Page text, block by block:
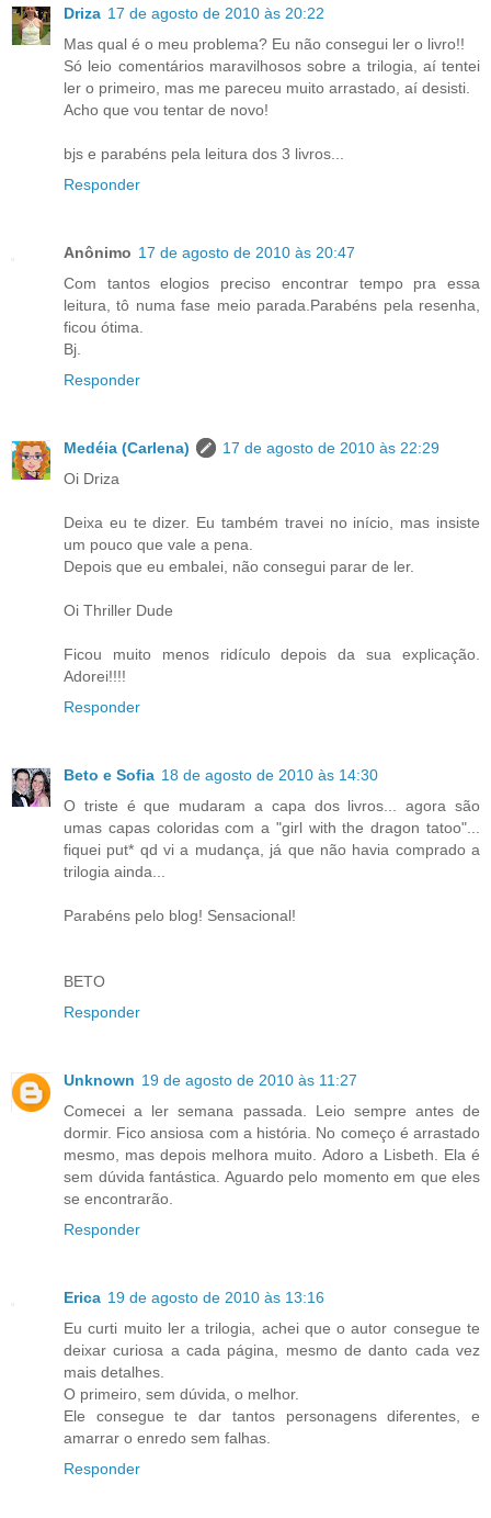
Driza 17 de agosto de 2010 às 20:22
Mas qual é o meu problema? Eu não consegui ler o livro!!
Só leio comentários maravilhosos sobre a trilogia, aí tentei
ler o primeiro, mas me pareceu muito arrastado, aí desisti.
Acho que vou tentar de novo!
bjs e parabéns pela leitura dos 3 livros...
Responder
Anônimo 17 de agosto de 2010 às 20:47
Com tantos elogios preciso encontrar tempo pra essa
leitura, tô numa fase meio parada.Parabéns pela resenha,
ficou ótima.
Bj.
Responder
Medéia (Carlena)
17 de agosto de 2010 às 22:29
Oi Driza
Deixa eu te dizer. Eu também travei no início, mas insiste
um pouco que vale a pena.
Depois que eu embalei, não consegui parar de ler.
Oi Thriller Dude
Ficou muito menos ridículo depois da sua explicação.
Adorei!!!!
Responder
Beto e Sofia 18 de agosto de 2010 às 14:30
O triste é que mudaram a capa dos livros... agora são
umas capas coloridas com a "girl with the dragon tatoo"...
fiquei put* qd vi a mudança, já que não havia comprado a
trilogia ainda...
Parabéns pelo blog! Sensacional!
BETO
Responder
Unknown 19 de agosto de 2010 às 11:27
Comecei a ler semana passada. Leio sempre antes de
dormir. Fico ansiosa com a história. No começo é arrastado
mesmo, mas depois melhora muito. Adoro a Lisbeth. Ela é
sem dúvida fantástica. Aguardo pelo momento em que eles
se encontrarão.
Responder
Erica 19 de agosto de 2010 às 13:16
Eu curti muito ler a trilogia, achei que o autor consegue te
deixar curiosa a cada página, mesmo de danto cada vez
mais detalhes.
O primeiro, sem dúvida, o melhor.
Ele consegue te dar tantos personagens diferentes, e
amarrar o enredo sem falhas.
Responder